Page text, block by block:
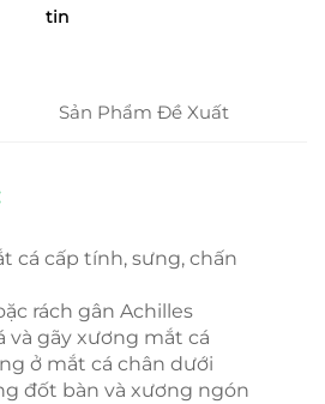
tin
Sản Phẩm Đề Xuất
cá cấp tính, sưng, chấn
rách gân Achilles
và gãy xương mắt cá
ở mắt cá chân dưới
đốt bàn và xương ngón